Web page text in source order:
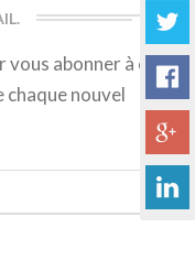
abonner à ce
nouvel